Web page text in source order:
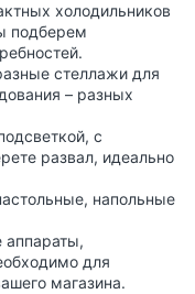
холодильников
подберем
стеллажи для
– разных
с
развал, идеально
напольные
аппараты,
для
магазина.